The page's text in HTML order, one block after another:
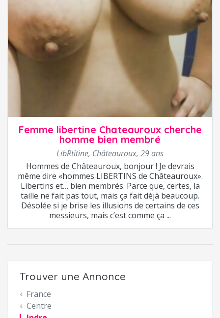
Femme libertine Chateauroux cherche
homme bien membré
LibRtitine, Châteauroux, 29 ans
Hommes de Châteauroux, bonjour ! Je devrais
même dire «hommes LIBERTINS de Châteauroux».
Libertins et… bien membrés. Parce que, certes, la
taille ne fait pas tout, mais ça fait déjà beaucoup.
Désolée si je brise les illusions de certains de ces
messieurs, mais c’est comme ça ...
Trouver une Annonce
France
Centre